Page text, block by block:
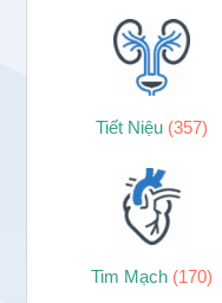
Tiết Niệu (357)
Tim Mạch (170)